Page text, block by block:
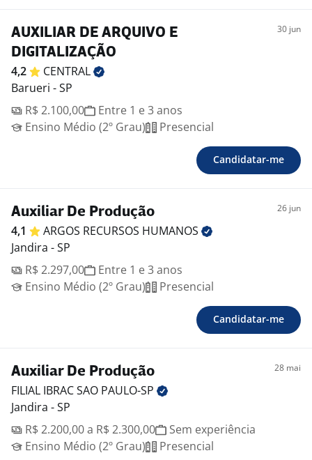
AUXILIAR DE ARQUIVO E
DIGITALIZAÇÃO
30 jun
4,2
CENTRAL
Barueri - SP
R$ 2.100,00
Entre 1 e 3 anos
Ensino Médio (2º Grau)
Presencial
Candidatar-me
Auxiliar De Produção 26 jun
4,1 ARGOS RECURSOS HUMANOS
Jandira - SP
R$ 2.297,00
Entre 1 e 3 anos
Ensino Médio (2º Grau)
Presencial
Candidatar-me
Auxiliar De Produção 28 mai
FILIAL IBRAC SAO PAULO-SP
Jandira - SP
R$ 2.200,00 a R$ 2.300,00
Sem experiência
Ensino Médio (2º Grau)
Presencial